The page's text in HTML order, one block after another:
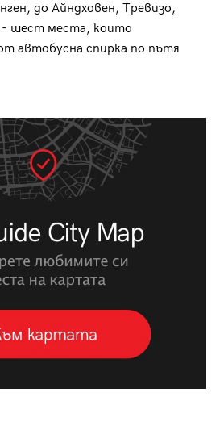
до Айндховен, Тревизо,
шест места, които
автобусна спирка по пътя